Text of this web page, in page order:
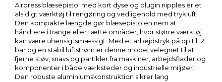
Airpress blæsepistol med kort dyse og plugin nipples er et
alsidigt værktøj til rengøring og vedligehold med trykluft.
Den kompakte længde gør blæsepistolen nem at
håndtere i trange eller tætte områder, hvor større værktøj
kan være uhensigtsmæssigt. Med et arbejdstryk på op til 12
bar og en stabil luftstrøm er denne model velegnet til at
fjerne støv, snavs og partikler fra maskiner, arbejdsflader og
komponenter i både værksteder og industrielle miljøer.
Den robuste aluminiumskonstruktion sikrer lang